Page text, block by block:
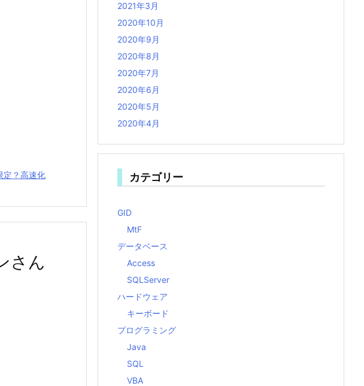
定？高速化
さん
2021年3月
2020年10月
2020年9月
2020年8月
2020年7月
2020年6月
2020年5月
2020年4月
カテゴリー
GID
MtF
データベース
Access
SQLServer
ハードウェア
キーボード
プログラミング
Java
SQL
VBA